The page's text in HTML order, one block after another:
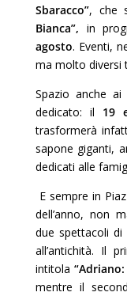
Sbaracco”, che
Bianca”, in
agosto. Eventi,
ma molto diversi
Spazio anche
dedicato: il
19
trasformerà
sapone giganti,
dedicati alle
E sempre in
dell’anno, non
due spettacoli di
all’antichità. Il
intitola
mentre il